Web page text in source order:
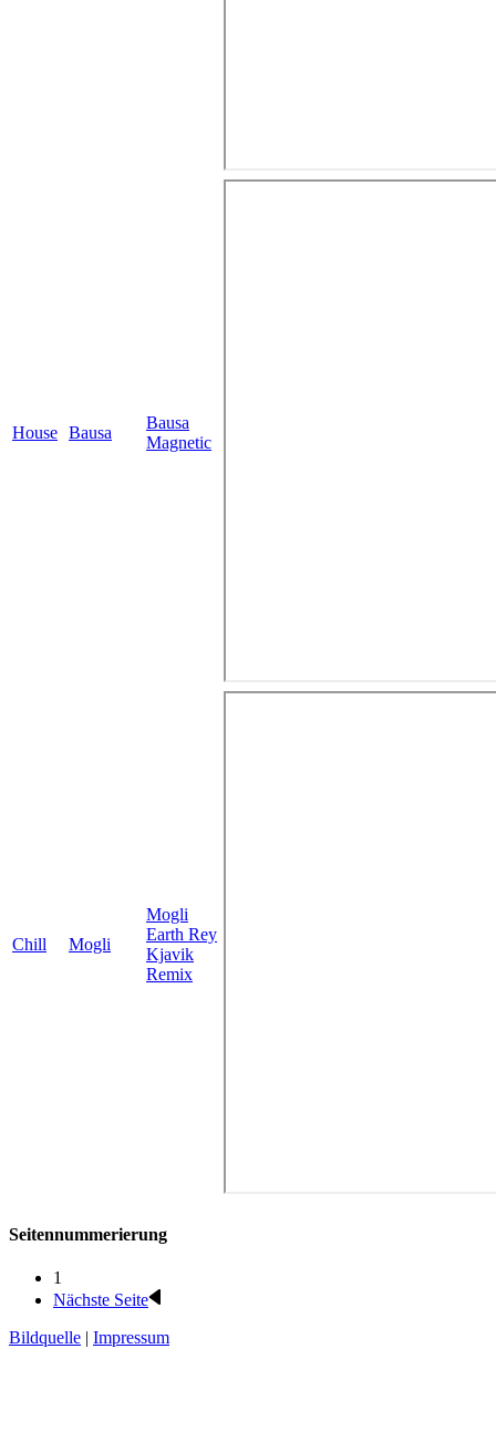
House Bausa
Bausa
Magnetic
Chill Mogli
Mogli
Earth Rey
Kjavik
Remix
Seitennummerierung
1
Nächste Seite
Bildquelle | Impressum